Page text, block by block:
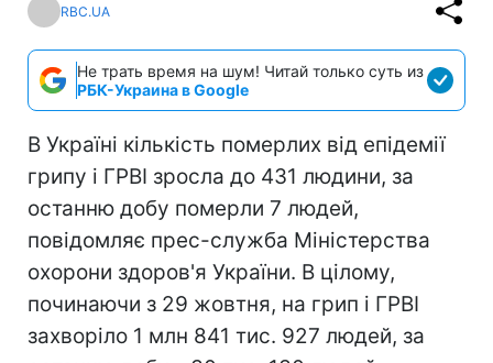
RBC.UA
Не трать время на шум! Читай только суть из
РБК-Украина в Google
В Україні кількість померлих від епідемії
грипу і ГРВІ зросла до 431 людини, за
останню добу померли 7 людей,
повідомляє прес-служба Міністерства
охорони здоров'я України. В цілому,
починаючи з 29 жовтня, на грип і ГРВІ
захворіло 1 млн 841 тис. 927 людей, за